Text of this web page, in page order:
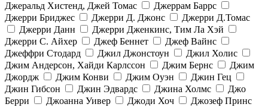
Джеральд Хистенд, Джей Томас
Джеррам Баррс
Джерри Бриджес
Джерри Д. Джонс
Джерри Д.Томас
Джерри Данн
Джерри Дженкинс, Тим Ла Хэй
Джерри С. Айхер
Джеф Беннет
Джеф Вайнс
Джеффри Стодард
Джил Джонстоун
Джил Холис
Джим Андерсон, Хайди Карлссон
Джим Бернс
Джим
Джордж
Джим Конви Джим Оуэн
Джин Гец
Джин Гибсон
Джин Эдвардс Джина Холмс
Джо
Берри
Джоанна Уивер Джоди Хоч
Джозеф Принс